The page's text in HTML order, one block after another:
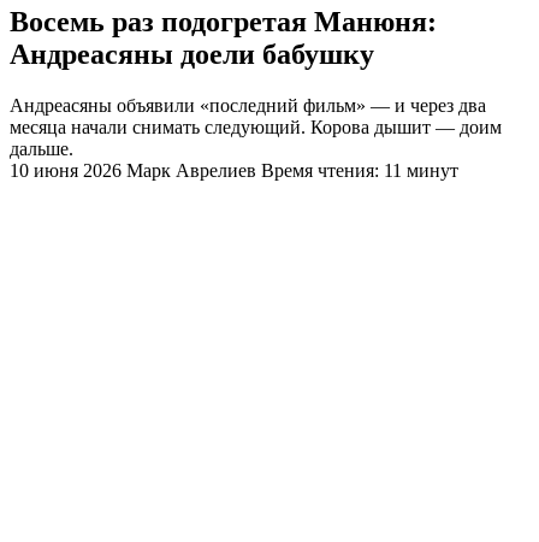
Восемь раз подогретая Манюня:
Андреасяны доели бабушку
Андреасяны объявили «последний фильм» — и через два
месяца начали снимать следующий. Корова дышит — доим
дальше.
10 июня 2026 Марк Аврелиев Время чтения: 11 минут